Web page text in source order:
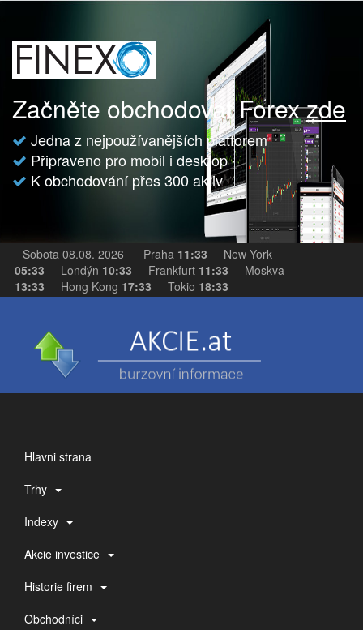
Začněte obchodovat Forexzde
Jedna z nejpoužívanějších platforem
Připraveno pro mobil i desktop
K obchodování přes 300 aktiv
Sobota 08.08. 2026 Praha 11:33
New York
05:33
Londýn 10:33 Frankfurt 11:33
Moskva
13:33
Hong Kong 17:33 Tokio 18:33
Hlavni strana
Trhy
Indexy
Akcie investice
Historie firem
Obchodníci